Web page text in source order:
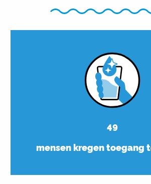
49
mensen kregen toegang